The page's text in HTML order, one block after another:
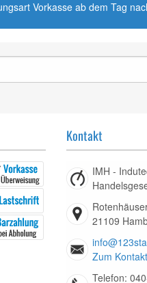
Vorkasse ab dem Tag
Kontakt
IMH -
21109
Zum
Telefon: